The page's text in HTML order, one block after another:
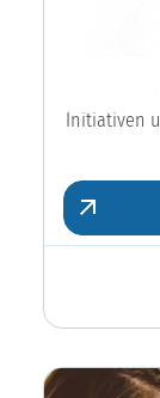
Initiativen